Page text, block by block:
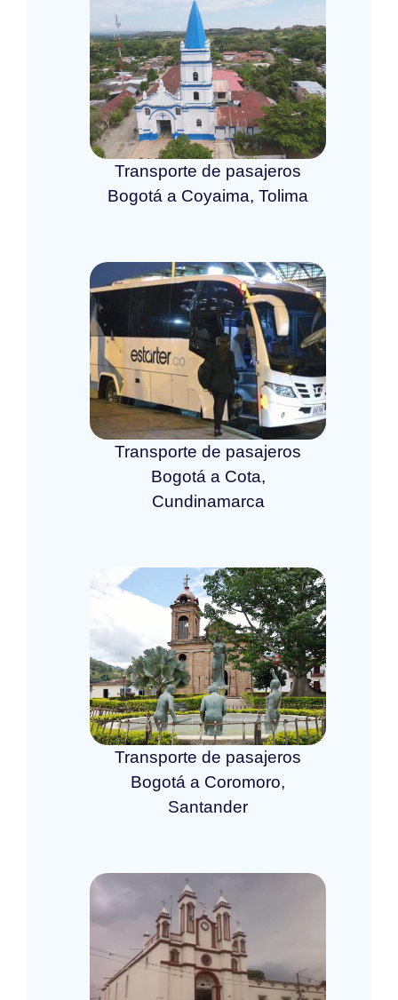
Transporte de pasajeros
Bogotá a Coyaima, Tolima
Transporte de pasajeros
Bogotá a Cota,
Cundinamarca
Transporte de pasajeros
Bogotá a Coromoro,
Santander